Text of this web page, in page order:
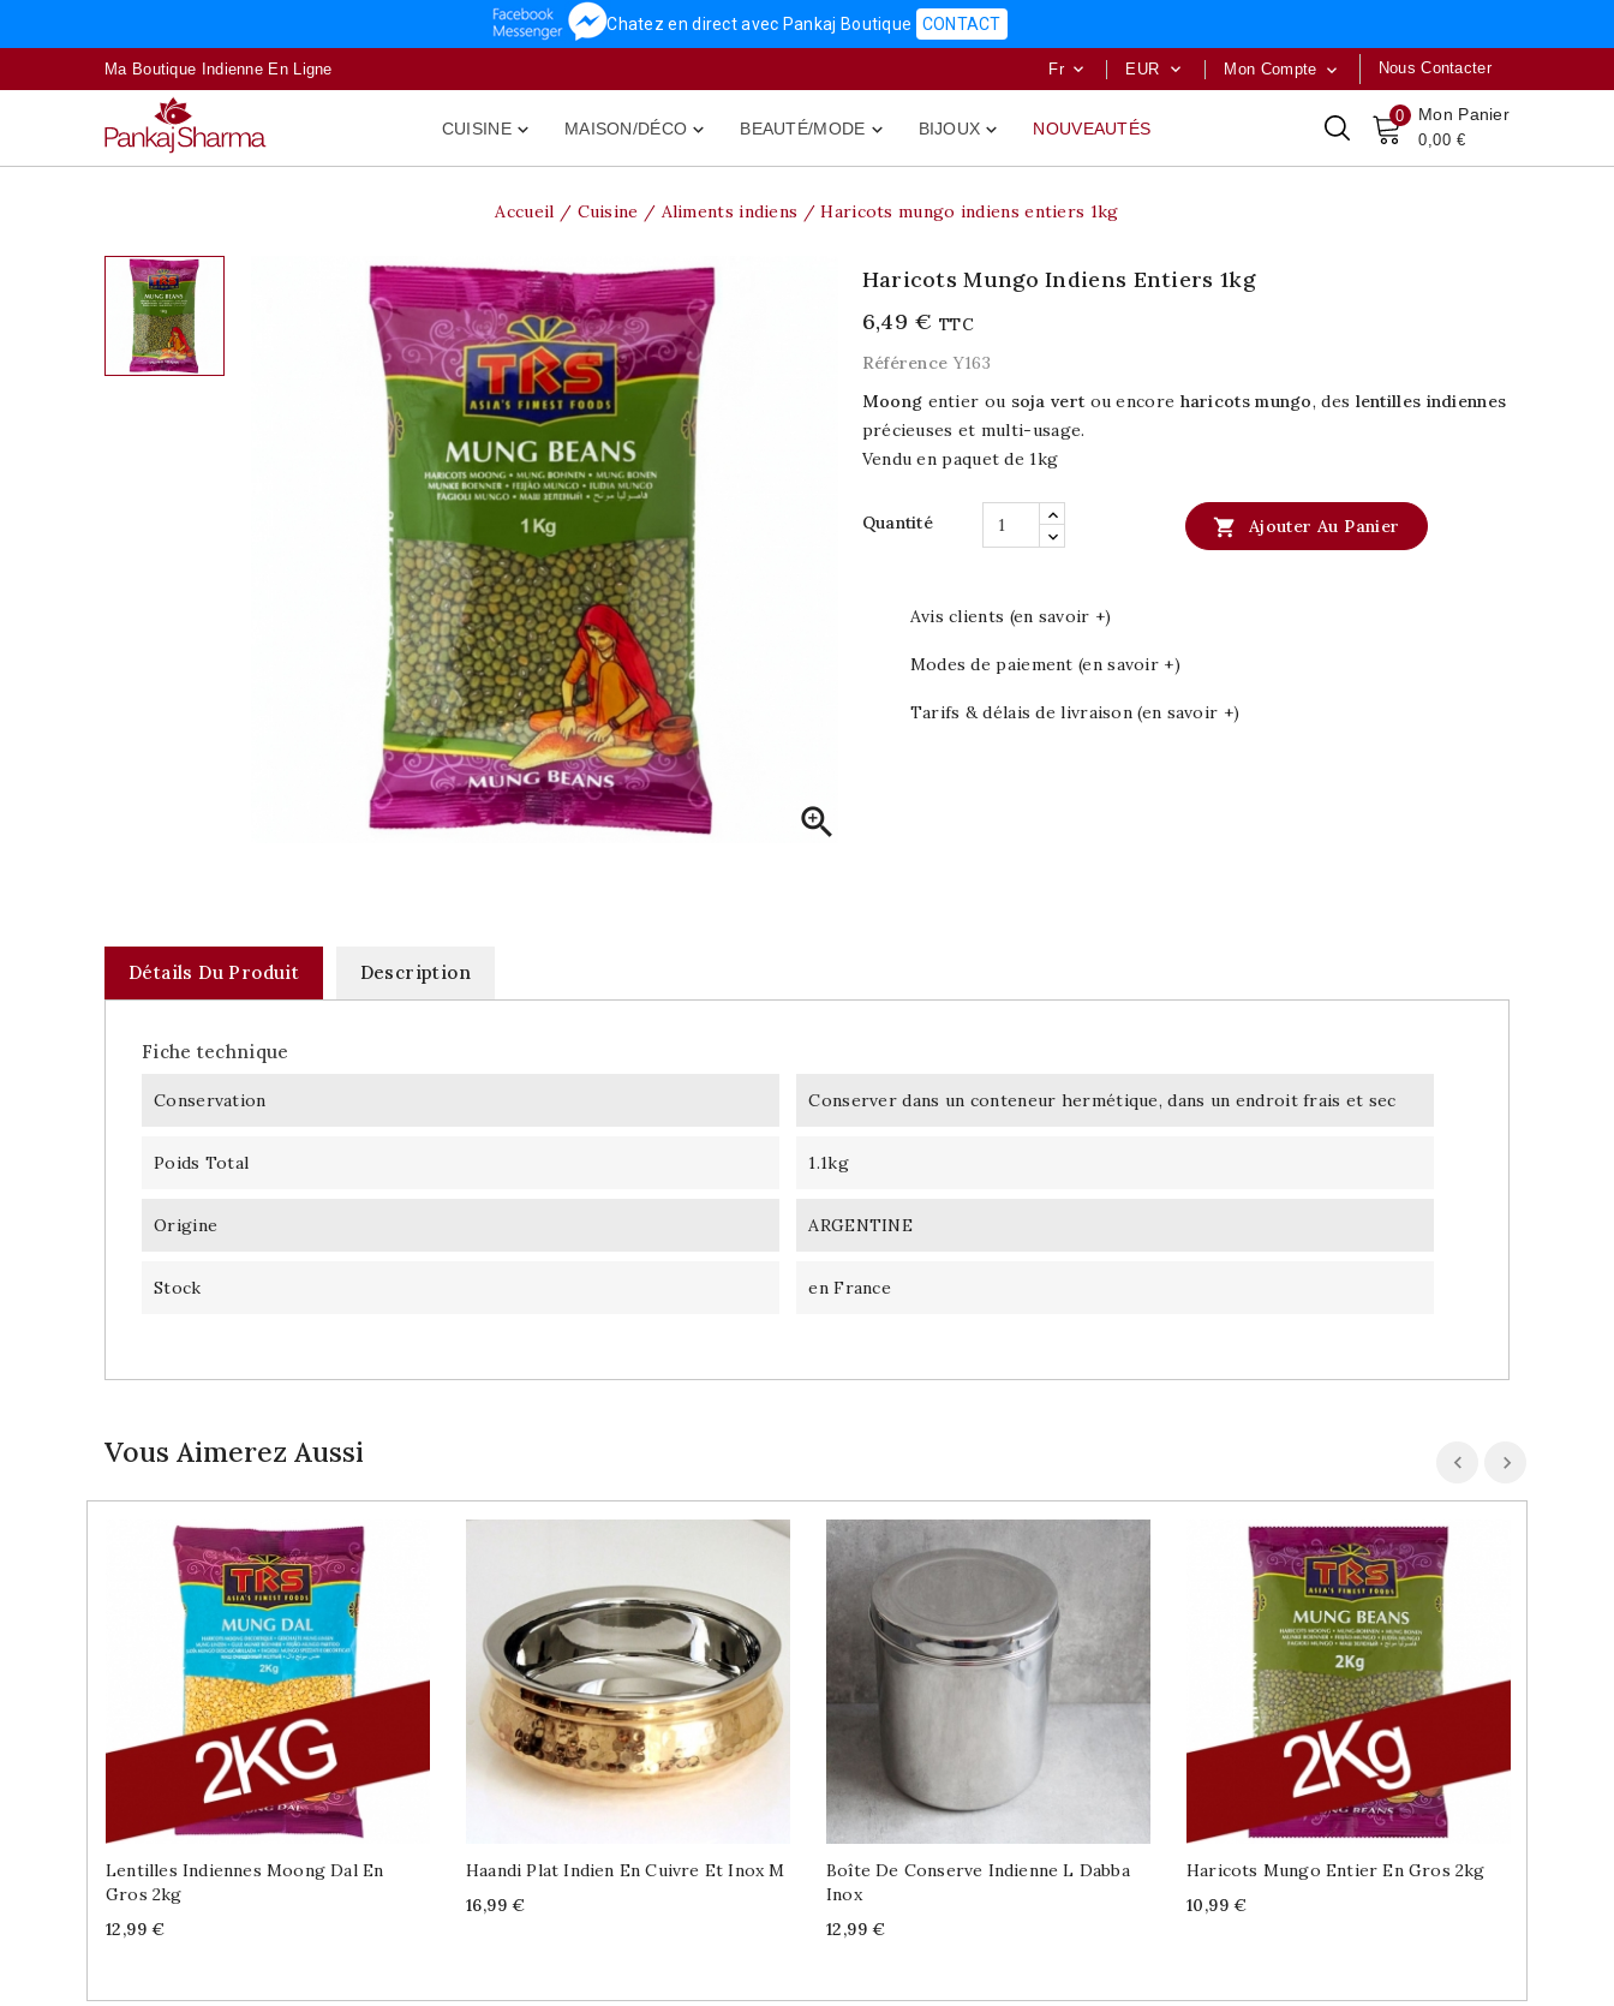
Chatez en direct avec Pankaj Boutique CONTACT
Ma Boutique Indienne En Ligne Nous Contacter
Mon Compte 
EUR 
Fr 
0 Mon Panier
0,00 €

CUISINE 
MAISON/DÉCO 
BEAUTÉ/MODE 
BIJOUX NOUVEAUTÉS
Accueil Cuisine Aliments indiens Haricots mungo indiens entiers 1kg

Haricots Mungo Indiens Entiers 1kg
6,49 € TTC
Référence Y163
Moong entier ou soja vertou encore haricots mungo, des lentilles indiennes
précieuses et multi-usage.
Vendu en paquet de 1kg
Quantité  Ajouter Au Panier
Avis clients (en savoir +)
Modes de paiement (en savoir +)
Tarifs & délais de livraison (en savoir +)
Détails Du Produit Description
Fiche technique
Conservation Conserver dans un conteneur hermétique, dans un endroit frais et sec
Poids Total 1.1kg
Origine ARGENTINE
Stock en France
Vous Aimerez Aussi
Lentilles Indiennes Moong Dal En
Gros 2kg
Price
12,99 €
Haandi Plat Indien En Cuivre Et Inox M
Price
16,99 €
Boîte De Conserve Indienne L Dabba
Inox
Price
12,99 €
Haricots Mungo Entier En Gros 2kg
Price
10,99 €